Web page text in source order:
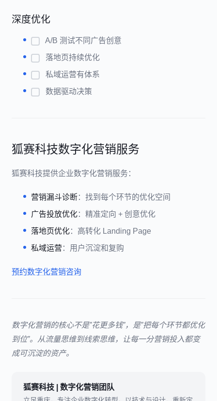
深度优化
A/B 测试不同广告创意
落地页持续优化
私域运营有体系
数据驱动决策
狐赛科技数字化营销服务
狐赛科技提供企业数字化营销服务：
营销漏斗诊断：找到每个环节的优化空间
广告投放优化：精准定向 + 创意优化
落地页优化：高转化 Landing Page
私域运营 ：用户沉淀和复购
预约数字化营销咨询
数字化营销的核心不是”花更多钱”，是”把每个环节都优化
到位”。从流量思维到线索思维，让每一分营销投入都变
成可沉淀的资产。
狐赛科技 | 数字化营销团队